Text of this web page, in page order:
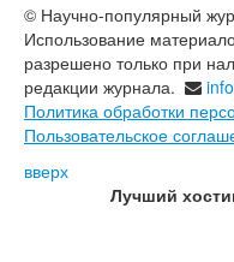
© Научно-популярный
Использование
разрешено только при
редакции журнала.
Политика обработки
Пользовательское
вверх
Лучший